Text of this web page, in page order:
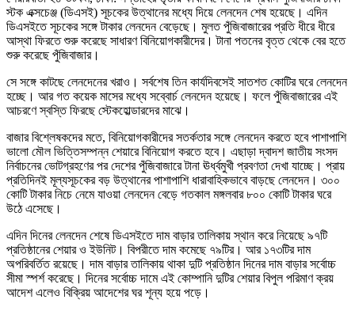
স্টক এক্সচেঞ্জ (ডিএসই) সূচকের উত্থানের মধ্যে দিয়ে লেনদেন শেষ হয়েছে। এদিন
ডিএসইতে সূচকের সঙ্গে টাকার লেনদেন বেড়েছে। মুলত পুঁজিবাজারের প্রতি ধীরে ধীরে
আস্থা ফিরতে শুরু করেছে সাধারণ বিনিয়োগকারীদের। টানা পতনের বৃত্ত থেকে বের হতে
শুরু করেছে পুঁজিবাজার।
সে সঙ্গে কাটছে লেনদেনের খরাও। সর্বশেষ তিন কার্যদিবসেই সাতশত কোটির ঘরে লেনদেন
হচ্ছে। আর গত কয়েক মাসের মধ্যে সব্বোর্চ লেনদেন হয়েছে। ফলে পুঁজিবাজারের এই
আচরণে স্বস্তি ফিরছে স্টেকহোল্ডারদের মাঝে।
বাজার বিশ্লেষকদের মতে, বিনিয়োগকারীদের সতর্কতার সঙ্গে লেনদেন করতে হবে পাশাপাশি
ভালো মৌল ভিত্তিসম্পন্ন শেয়ারে বিনিয়োগ করতে হবে। এছাড়া দ্বাদশ জাতীয় সংসদ
নির্বাচনের ভোটগ্রহণের পর দেশের পুঁজিবাজারে টানা ঊর্ধ্বমুখী প্রবণতা দেখা যাচ্ছে। প্রায়
প্রতিদিনই মূল্যসূচকের বড় উত্থানের পাশাপাশি ধারাবাহিকভাবে বাড়ছে লেনদেন। ৩০০
কোটি টাকার নিচে নেমে যাওয়া লেনদেন বেড়ে গতকাল মঙ্গলবার ৮০০ কোটি টাকার ঘরে
উঠে এসেছে।
এদিন দিনের লেনদেন শেষে ডিএসইতে দাম বাড়ার তালিকায় স্থান করে নিয়েছে ৯৭টি
প্রতিষ্ঠানের শেয়ার ও ইউনিট। বিপরীতে দাম কমেছে ৭৯টির। আর ১৭৩টির দাম
অপরিবর্তিত রয়েছে। দাম বাড়ার তালিকায় থাকা দুটি প্রতিষ্ঠান দিনের দাম বাড়ার সর্বোচ্চ
সীমা স্পর্শ করেছে। দিনের সর্বোচ্চ দামে এই কোম্পানি দুটির শেয়ার বিপুল পরিমাণ ক্রয়
আদেশ এলেও বিক্রিয় আদেশের ঘর শূন্য হয়ে পড়ে।